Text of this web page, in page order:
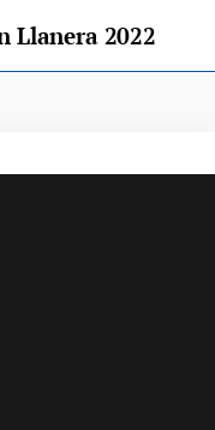
Llanera 2022